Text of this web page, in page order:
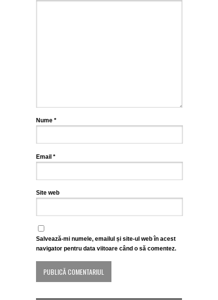
Nume *
Email *
Site web
Salvează-mi numele, emailul și site-ul web în acest
navigator pentru data viitoare când o să comentez.